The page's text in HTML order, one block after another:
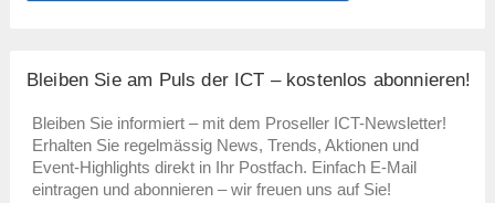
Bleiben Sie am Puls der ICT – kostenlos abonnieren!
Bleiben Sie informiert – mit dem Proseller ICT-Newsletter!
Erhalten Sie regelmässig News, Trends, Aktionen und
Event-Highlights direkt in Ihr Postfach. Einfach E-Mail
eintragen und abonnieren – wir freuen uns auf Sie!